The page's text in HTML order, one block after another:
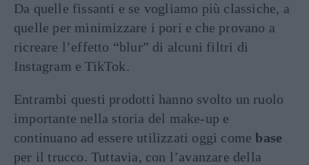
Da quelle fissanti e se vogliamo più classiche, a
quelle per minimizzare i pori e che provano a
ricreare l’effetto “blur” di alcuni filtri di
Instagram e TikTok.
Entrambi questi prodotti hanno svolto un ruolo
importante nella storia del make-up e
continuano ad essere utilizzati oggi comebase
per il trucco. Tuttavia, con l’avanzare della